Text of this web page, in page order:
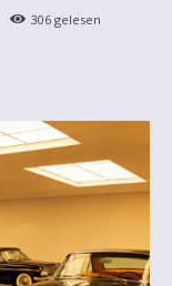
306 gelesen